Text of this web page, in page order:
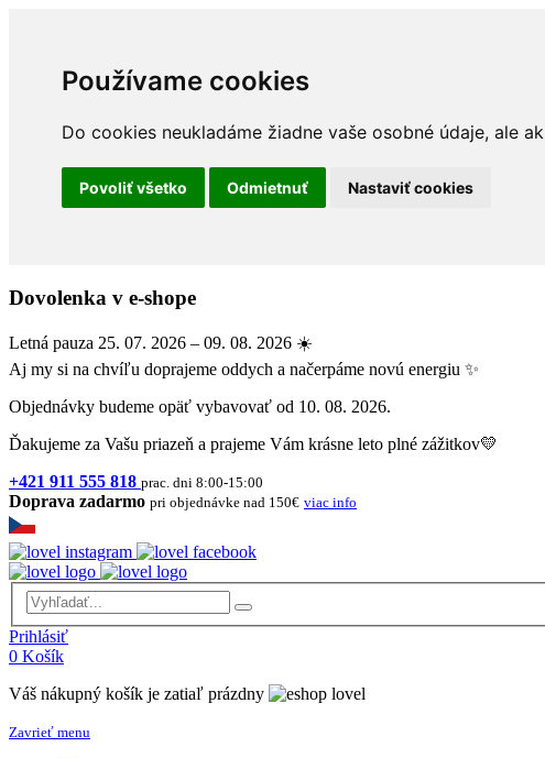
Používame cookies
Do cookies neukladáme žiadne vaše osobné údaje, ale
Povoliť všetko Odmietnuť Nastaviť cookies
Dovolenka v e-shope
Letná pauza 25. 07. 2026 – 09. 08. 2026 ☀️
Aj my si na chvíľu doprajeme oddych a načerpáme novú energiu ✨
Objednávky budeme opäť vybavovať od 10. 08. 2026.
Ďakujeme za Vašu priazeň a prajeme Vám krásne leto plné zážitkov💛
+421 911 555 818 prac. dni 8:00-15:00
Doprava zadarmo pri objednávke nad 150€ viac info
Prihlásiť
0 Košík
Váš nákupný košík je zatiaľ prázdny
Zavrieť menu